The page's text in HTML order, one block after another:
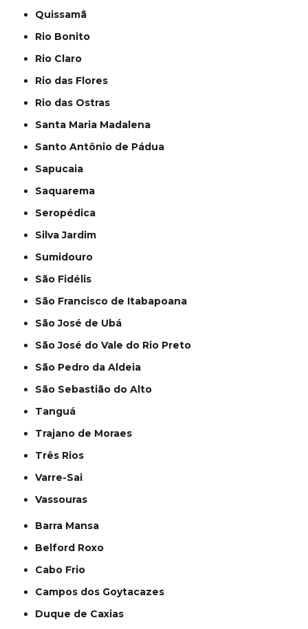
Quissamã
Rio Bonito
Rio Claro
Rio das Flores
Rio das Ostras
Santa Maria Madalena
Santo Antônio de Pádua
Sapucaia
Saquarema
Seropédica
Silva Jardim
Sumidouro
São Fidélis
São Francisco de Itabapoana
São José de Ubá
São José do Vale do Rio Preto
São Pedro da Aldeia
São Sebastião do Alto
Tanguá
Trajano de Moraes
Três Rios
Varre-Sai
Vassouras
Barra Mansa
Belford Roxo
Cabo Frio
Campos dos Goytacazes
Duque de Caxias